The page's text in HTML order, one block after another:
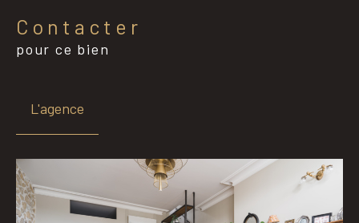
Contacter
pour ce bien
L'agence